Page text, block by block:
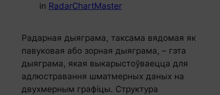
in RadarChartMaster
Радарная дыяграма, таксама вядомая як
павуковая або зорная дыяграма, – гэта
дыяграма, якая выкарыстоўваецца для
адлюстравання шматмерных даных на
двухмерным графіцы. Структура